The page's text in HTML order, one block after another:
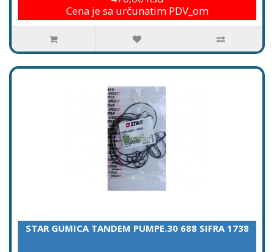
Cena je sa určunatim PDV_om
STAR GUMICA TANDEM PUMPE.30 688 SIFRA 1738